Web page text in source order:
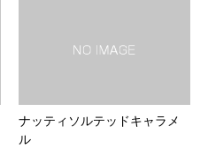
ナッティソルテッドキャラメ
ル